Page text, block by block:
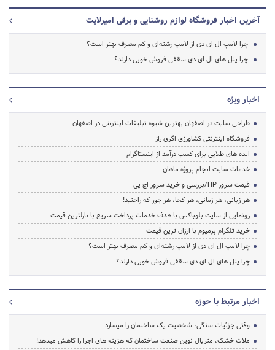
آخرین اخبار فروشگاه لوازم روشنایی و برقی امیرلایت
چرا لامپ ال ای دی از لامپ رشته‌ای و کم مصرف بهتر است؟
چرا پنل های ال ای دی سقفی فروش خوبی دارند؟
اخبار ویژه
طراحی سایت در اصفهان بهترین شیوه تبلیغات اینترنتی در اصفهان
فروشگاه اینترنتی کشاورزی اگری راز
ایده های طلایی برای کسب درآمد از اینستاگرام
خدمات سایت انجام پروژه ماهان
قیمت سرور HP/بررسی و خرید سرور اچ پی
هر زبانی، هر زمانی، هر کجا، هر جور که راحتید!
رونمایی از سایت بلوباکس با هدف خدمات پرداخت سریع با نازلترین قیمت
خرید تلگرام پرمیوم با ارزان ترین قیمت
چرا لامپ ال ای دی از لامپ رشته‌ای و کم مصرف بهتر است؟
چرا پنل های ال ای دی سقفی فروش خوبی دارند؟
اخبار مرتبط با حوزه
وقتی جزئیات سنگی، شخصیت یک ساختمان را میسازد
ملات خشک، متریال نوین صنعت ساختمان که هزینه‌ های اجرا را کاهش میدهد!